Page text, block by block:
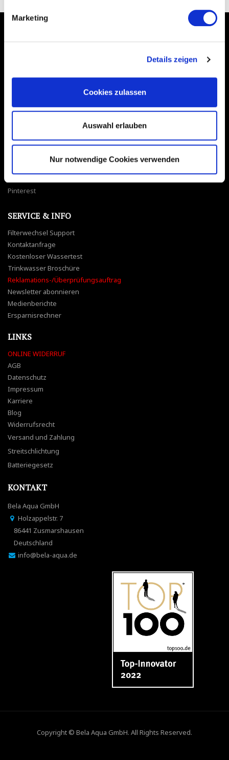
Marketing
Details zeigen
Cookies zulassen
Auswahl erlauben
Nur notwendige Cookies verwenden
*Alle Preise inkl. gesetzl. MwSt., zzgl.Versandkosten
SOCIAL MEDIA
Instagram
Twitter
Pinterest
SERVICE & INFO
Filterwechsel Support
Kontaktanfrage
Kostenloser Wassertest
Trinkwasser Broschüre
Reklamations-/Überprüfungsauftrag
Newsletter abonnieren
Medienberichte
Ersparnisrechner
LINKS
ONLINE WIDERRUF
AGB
Datenschutz
Impressum
Karriere
Blog
Widerrufsrecht
Versand und Zahlung
Streitschlichtung
Batteriegesetz
KONTAKT
Bela Aqua GmbH
Holzappelstr. 7
86441 Zusmarshausen
Deutschland
info@bela-aqua.de
Copyright © Bela Aqua GmbH. All Rights Reserved.